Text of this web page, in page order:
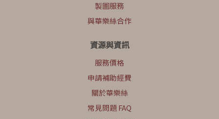
製圖服務
與華樂絲合作
資源與資訊
服務價格
申請補助經費
關於華樂絲
常見問題 FAQ